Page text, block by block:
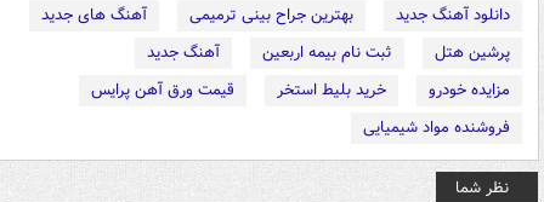
دانلود آهنگ جدید
بهترین جراح بینی ترمیمی
آهنگ های جدید
پرشین هتل
ثبت نام بیمه اربعین
آهنگ جدید
مزایده خودرو
خرید بلیط استخر
قیمت ورق آهن پرایس
فروشنده مواد شیمیایی
نظر شما